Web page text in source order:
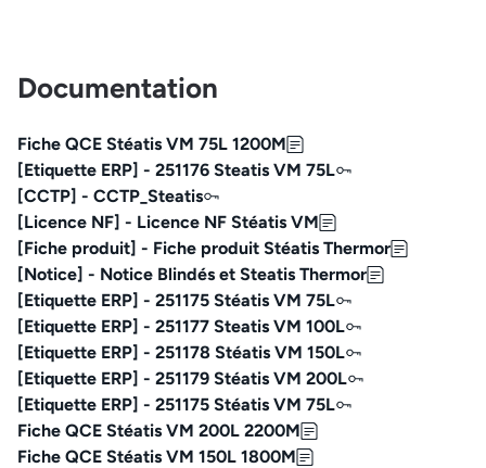
Documentation
Fiche QCE Stéatis VM 75L 1200M
[Etiquette ERP] - 251176 Steatis VM 75L
[CCTP] - CCTP_Steatis
[Licence NF] - Licence NF Stéatis VM
[Fiche produit] - Fiche produit Stéatis Thermor
[Notice] - Notice Blindés et Steatis Thermor
[Etiquette ERP] - 251175 Stéatis VM 75L
[Etiquette ERP] - 251177 Steatis VM 100L
[Etiquette ERP] - 251178 Stéatis VM 150L
[Etiquette ERP] - 251179 Stéatis VM 200L
[Etiquette ERP] - 251175 Stéatis VM 75L
Fiche QCE Stéatis VM 200L 2200M
Fiche QCE Stéatis VM 150L 1800M